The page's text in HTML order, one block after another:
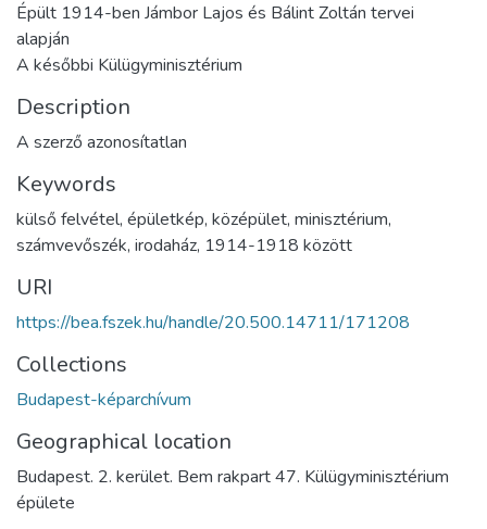
Épült 1914-ben Jámbor Lajos és Bálint Zoltán tervei
alapján
A későbbi Külügyminisztérium
Description
A szerző azonosítatlan
Keywords
külső felvétel, épületkép, középület, minisztérium,
számvevőszék, irodaház, 1914-1918 között
URI
https://bea.fszek.hu/handle/20.500.14711/171208
Collections
Budapest-képarchívum
Geographical location
Budapest. 2. kerület. Bem rakpart 47. Külügyminisztérium
épülete